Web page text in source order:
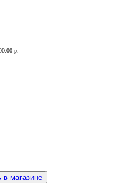
р.
в магазине